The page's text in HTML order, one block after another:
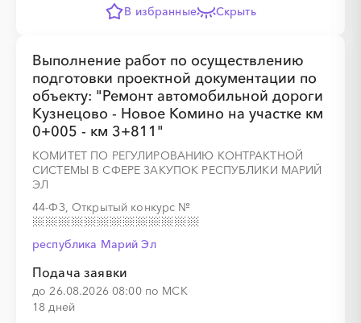
В избранные Скрыть
Выполнение работ по осуществлению
подготовки проектной документации по
объекту: "Ремонт автомобильной дороги
Кузнецово - Новое Комино на участке км
0+005 - км 3+811"
КОМИТЕТ ПО РЕГУЛИРОВАНИЮ КОНТРАКТНОЙ
СИСТЕМЫ В СФЕРЕ ЗАКУПОК РЕСПУБЛИКИ МАРИЙ
ЭЛ
44-ФЗ, Открытый конкурс №
республика Марий Эл
Подача заявки
до 26.08.2026 08:00 по МСК
18 дней